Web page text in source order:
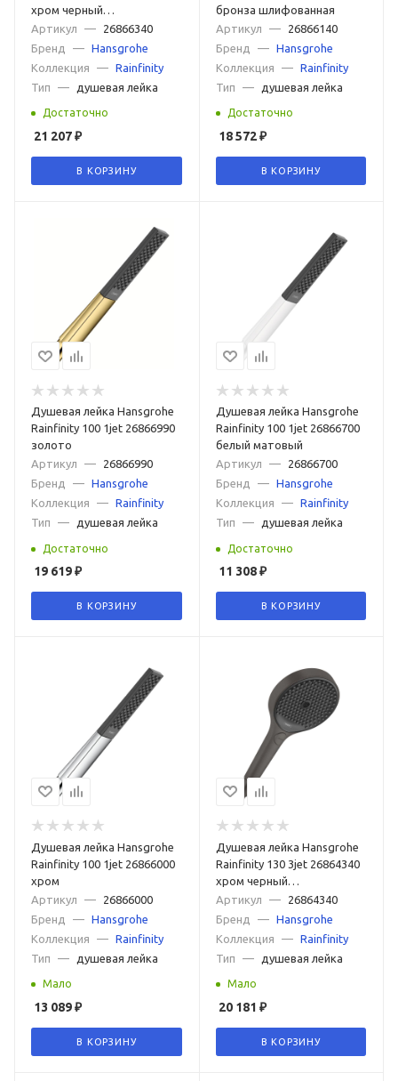
хром черный
шлифованный
Артикул —
26866340
Бренд
— Hansgrohe
Коллекция
— Rainfinity
Тип
— душевая лейка
Достаточно
21 207₽
В КОРЗИНУ
бронза шлифованная
Артикул
—
26866140
Бренд
—
Hansgrohe
Коллекция
—
Rainfinity
Тип
— душевая лейка
Достаточно
18 572₽
В КОРЗИНУ
Душевая лейка Hansgrohe
Rainfinity 100 1jet 26866990
золото
Артикул
—
26866990
Бренд
— Hansgrohe
Коллекция
— Rainfinity
Тип
— душевая лейка
Достаточно
19 619₽
В КОРЗИНУ
Душевая лейка Hansgrohe
Rainfinity 100 1jet 26866700
белый матовый
Артикул
—
26866700
Бренд
—
Hansgrohe
Коллекция
—
Rainfinity
Тип
— душевая лейка
Достаточно
11 308₽
В КОРЗИНУ
Душевая лейка Hansgrohe
Rainfinity 100 1jet 26866000
хром
Артикул
—
26866000
Бренд
— Hansgrohe
Коллекция
— Rainfinity
Тип
— душевая лейка
Мало
13 089₽
В КОРЗИНУ
Душевая лейка Hansgrohe
Rainfinity 130 3jet 26864340
хром черный
шлифованный
Артикул —
26864340
Бренд
—
Hansgrohe
Коллекция
—
Rainfinity
Тип
— душевая лейка
Мало
20 181 ₽
В КОРЗИНУ